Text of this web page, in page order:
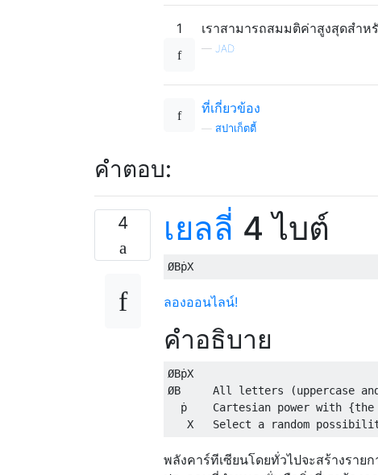
1 เราสามารถสมมติค่าสูงสุดสำห
— JAD
ที่เกี่ยวข้อง
สปาเก็ตตี้
คำตอบ:
4 เยลลี่ 4 ไบต์
ลองออนไลน์!
คำอธิบาย
ØBṗX
ØB     All letters (uppercase
ṗ    Cartesian power with {the
พลังคาร์ทีเซียนโดยทั่วไปจะสร้างรา